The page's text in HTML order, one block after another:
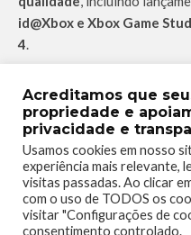
id@Xbox e Xbox Game
4.
Ultimate por apenas
Acreditamos que
propriedade e
privacidade e
Usamos cookies em nosso
experiência mais relevante,
visitas passadas. Ao clicar
com o uso de TODOS os
visitar "Configurações de
consentimento controlado.